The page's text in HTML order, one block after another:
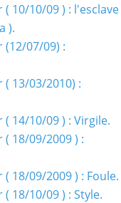
10/10/09 ) : l'esclave
).
(12/07/09) :
( 13/03/2010) :
14/10/09 ) : Virgile.
18/09/2009 ) :
18/09/2009 ) : Foule.
( 18/10/09 ) : Style.